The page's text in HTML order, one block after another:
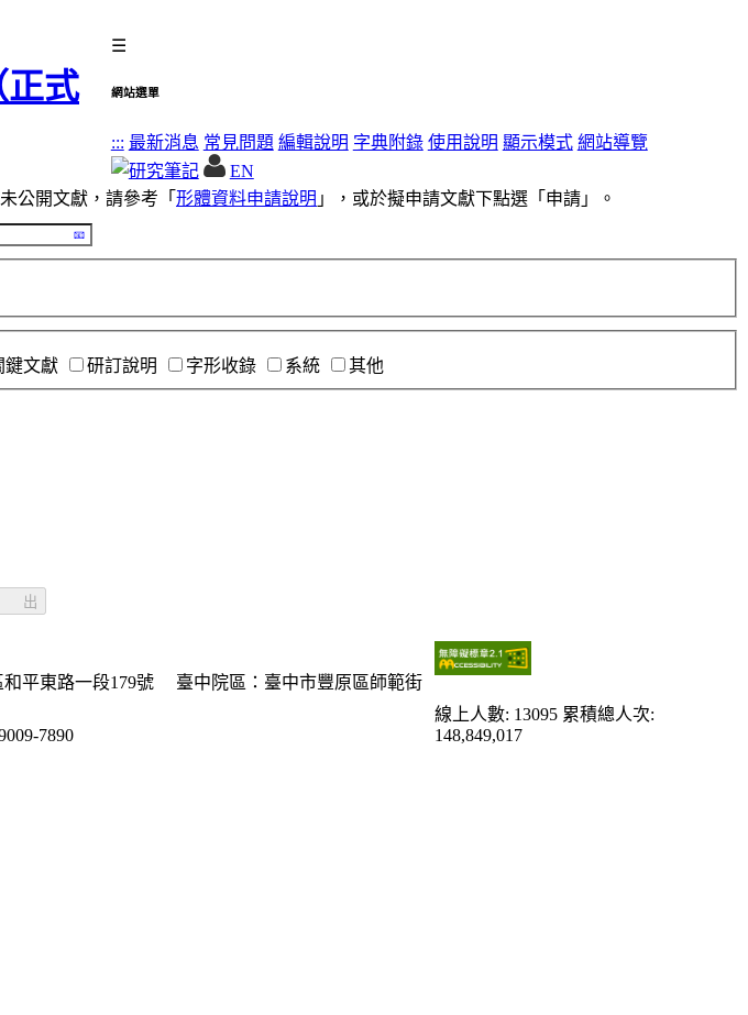
☰
網站選單
::: 最新消息 常見問題 編輯說明 字典附錄 使用說明 顯示模式 網站導覽
EN
公開文獻，請參考「 形體資料申請說明 」，或於擬申請文獻下點選「申請」。
鍵文獻 研訂說明 字形收錄 系統 其他
出
平東路一段179號
臺中院區：臺中市豐原區師範街
7890
線上人數: 13095 累積總人次:
148,849,017